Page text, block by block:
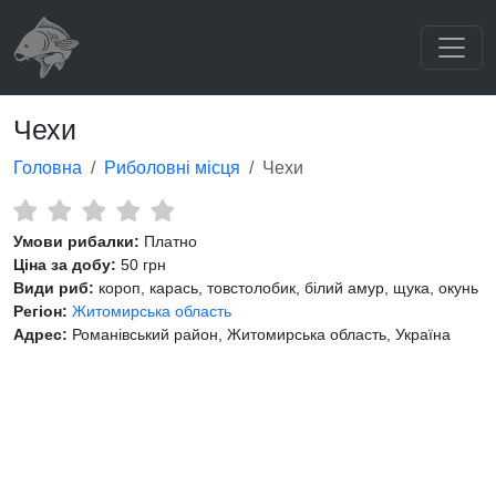
Чехи
Головна Риболовні місця Чехи
Умови рибалки: Платно
Ціна за добу: 50 грн
Види риб: короп, карась, товстолобик, білий амур, щука, окунь
Регіон: Житомирська область
Адрес: Романівський район, Житомирська область, Україна